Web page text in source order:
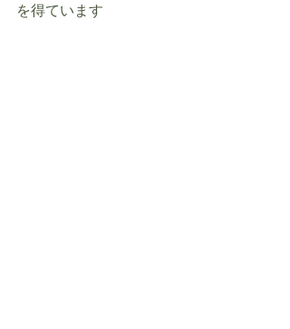
を得ています